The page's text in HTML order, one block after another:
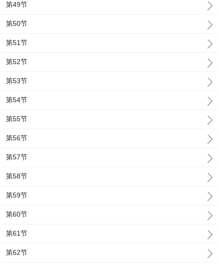
第49节
第50节
第51节
第52节
第53节
第54节
第55节
第56节
第57节
第58节
第59节
第60节
第61节
第62节